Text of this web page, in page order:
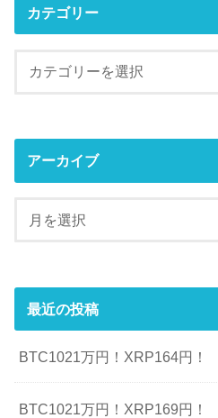
カテゴリー
アーカイブ
最近の投稿
BTC1021万円！XRP164円！
BTC1021万円！XRP169円！